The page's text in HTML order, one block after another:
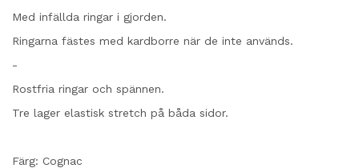
Med infällda ringar i gjorden.
Ringarna fästes med kardborre när de inte används.
-
Rostfria ringar och spännen.
Tre lager elastisk stretch på båda sidor.
Färg: Cognac